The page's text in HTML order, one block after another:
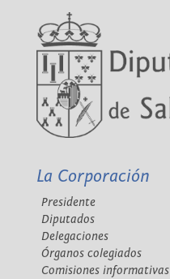
La Corporación
Presidente
Diputados
Delegaciones
Órganos colegiados
Comisiones informativas